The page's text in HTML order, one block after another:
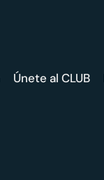
Únete al CLUB